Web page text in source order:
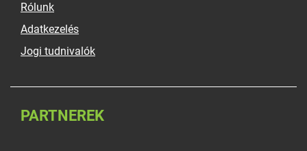
Rólunk
Adatkezelés
Jogi tudnivalók
PARTNEREK